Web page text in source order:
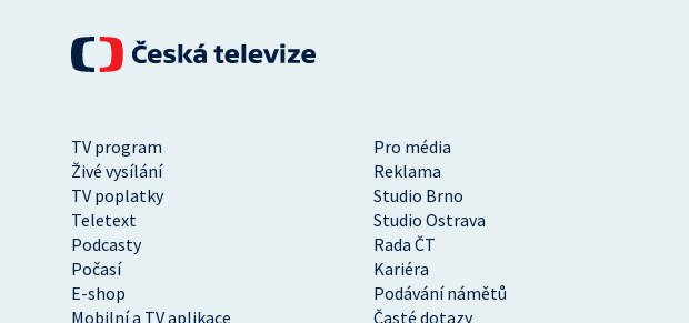
TV program
Pro média
Živé vysílání
Reklama
TV poplatky
Studio Brno
Teletext
Studio Ostrava
Podcasty
Rada ČT
Počasí
Kariéra
E-shop
Podávání námětů
Mobilní a TV aplikace
Časté dotazy